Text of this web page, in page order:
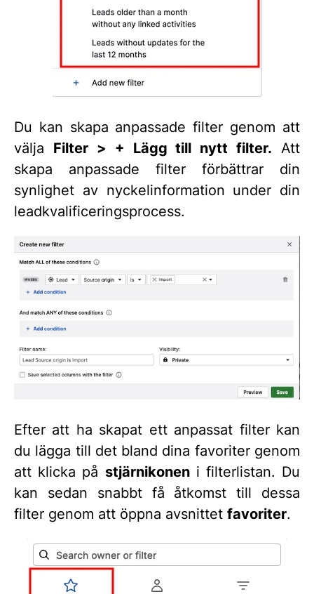
Du kan skapa anpassade filter genom att
välja Filter > + Lägg till nytt filter. Att
skapa anpassade filter förbättrar din
synlighet av nyckelinformation under din
leadkvalificeringsprocess.
Efter att ha skapat ett anpassat filter kan
du lägga till det bland dina favoriter genom
att klicka på stjärnikoneni filterlistan. Du
kan sedan snabbt få åtkomst till dessa
filter genom att öppna avsnittet favoriter.